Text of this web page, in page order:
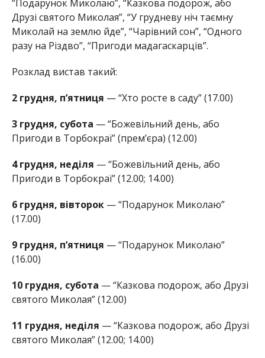
“Подарунок Миколаю”, “Казкова подорож, або
Друзі святого Миколая”, “У грудневу ніч таємну
Миколай на землю йде”, “Чарівний сон”, “Одного
разу на Різдво”, “Пригоди мадагаскарців”.
Розклад вистав такий:
2 грудня, п’ятниця — “Хто росте в саду” (17.00)
3 грудня, субота — “Божевільний день, або
Пригоди в Торбокраї” (прем’єра) (12.00)
4 грудня, неділя — “Божевільний день, або
Пригоди в Торбокраї” (12.00; 14.00)
6 грудня, вівторок— “Подарунок Миколаю”
(17.00)
9 грудня, п’ятниця — “Подарунок Миколаю”
(16.00)
10 грудня, субота — “Казкова подорож, або Друзі
святого Миколая” (12.00)
11 грудня, неділя — “Казкова подорож, або Друзі
святого Миколая” (12.00; 14.00)